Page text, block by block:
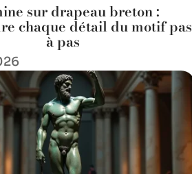
sur drapeau breton :
chaque détail du motif pas
à pas